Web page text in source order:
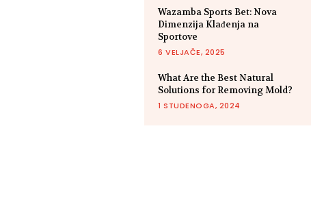
Wazamba Sports Bet: Nova
Dimenzija Klađenja na
Sportove
6 VELJAČE, 2025
What Are the Best Natural
Solutions for Removing Mold?
1 STUDENOGA, 2024